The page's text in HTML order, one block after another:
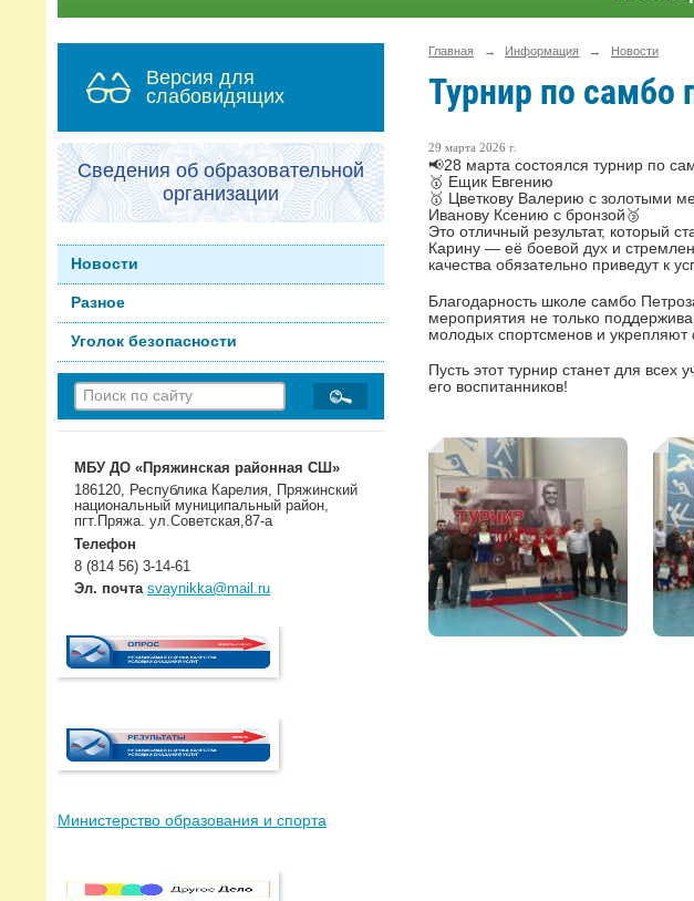
Версия для
слабовидящих
Сведения об образовательной
организации
Новости
Разное
Уголок безопасности
МБУ ДО «Пряжинская районная СШ»
186120, Республика Карелия, Пряжинский
национальный муниципальный район,
пгт.Пряжа. ул.Советская,87-а
Телефон
8 (814 56) 3-14-61
Эл. почта svaynikka@mail.ru
Министерство образования и спорта
Главная → Информация → Новости
Турнир по самбо
29 марта 2026 г.
📢28 марта состоялся турнир по
🥇 Ещик Евгению
🥇 Цветкову Валерию с золотыми
Иванову Ксению с бронзой🥉
Это отличный результат, который
Карину — её боевой дух и
качества обязательно приведут к
Благодарность школе самбо
мероприятия не только
молодых спортсменов и укрепляют
Пусть этот турнир станет для
его воспитанников!